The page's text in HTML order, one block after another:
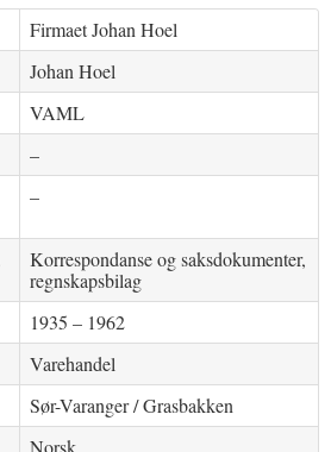
Firmaet Johan Hoel
Johan Hoel
VAML
–
–
Korrespondanse og saksdokumenter,
regnskapsbilag
1935 – 1962
Varehandel
Sør-Varanger / Grasbakken
Norsk